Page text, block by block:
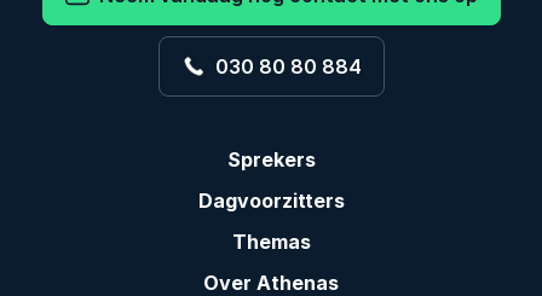
030 80 80 884
Sprekers
Dagvoorzitters
Themas
Over Athenas